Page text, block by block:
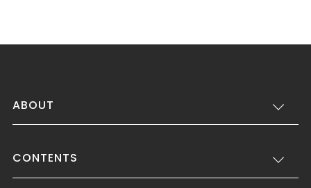
ABOUT
CONTENTS